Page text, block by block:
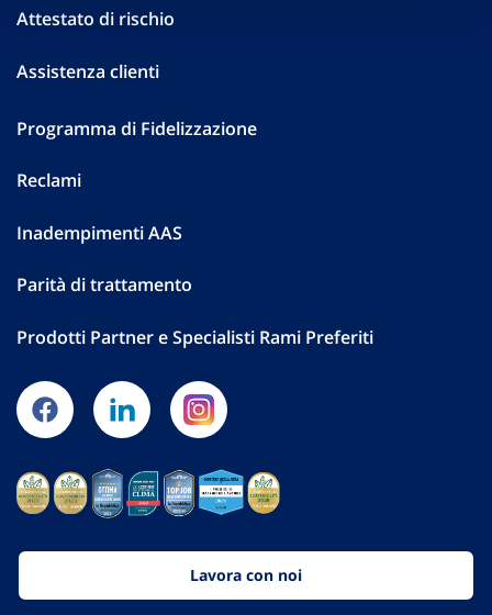
Attestato di rischio
Assistenza clienti
Programma di Fidelizzazione
Reclami
Inadempimenti AAS
Parità di trattamento
Prodotti Partner e Specialisti Rami Preferiti
Lavora con noi